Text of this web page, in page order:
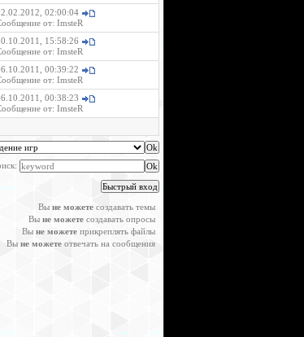
02:00:04
от: ImsteR
15:58:26
от: ImsteR
00:39:22
от: ImsteR
00:38:23
от: ImsteR
Вы не можете создавать темы
Вы не можете создавать опросы
Вы не можете прикреплять файлы
Вы не можете отвечать на сообщения